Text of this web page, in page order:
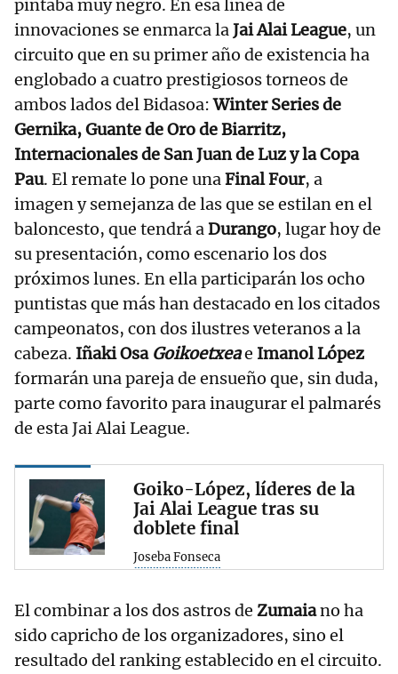
pintaba muy negro. En esa línea de
innovaciones se enmarca laJai Alai League, un
circuito que en su primer año de existencia ha
englobado a cuatro prestigiosos torneos de
ambos lados del Bidasoa:Winter Series de
Gernika, Guante de Oro de Biarritz,
Internacionales de San Juan de Luz y la Copa
Pau. El remate lo pone unaFinal Four, a
imagen y semejanza de las que se estilan en el
baloncesto, que tendrá aDurango, lugar hoy de
su presentación, como escenario los dos
próximos lunes. En ella participarán los ocho
puntistas que más han destacado en los citados
campeonatos, con dos ilustres veteranos a la
cabeza. Iñaki Osa Goikoetxeae Imanol López
formarán una pareja de ensueño que, sin duda,
parte como favorito para inaugurar el palmarés
de esta Jai Alai League.
Goiko-López, líderes de la
Jai Alai League tras su
doblete final
Joseba Fonseca
El combinar a los dos astros de Zumaiano ha
sido capricho de los organizadores, sino el
resultado del ranking establecido en el circuito.